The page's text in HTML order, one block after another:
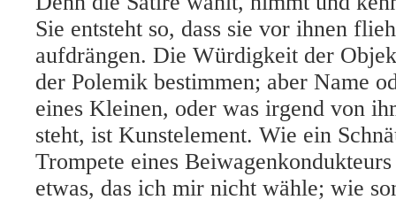
Sie entsteht so, dass sie vor ihnen
aufdrängen. Die Würdigkeit der
der Polemik bestimmen; aber Name
eines Kleinen, oder was irgend von
steht, ist Kunstelement. Wie ein
Trompete eines
etwas, das ich mir nicht wähle; wie